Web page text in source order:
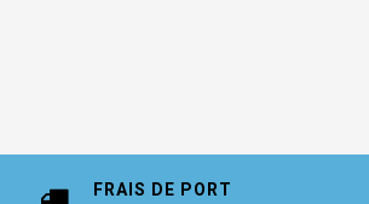
FRAIS DE PORT